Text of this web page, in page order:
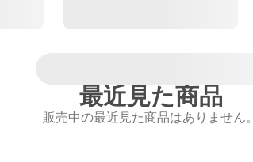
最近見た商品
販売中の最近見た商品はありません。